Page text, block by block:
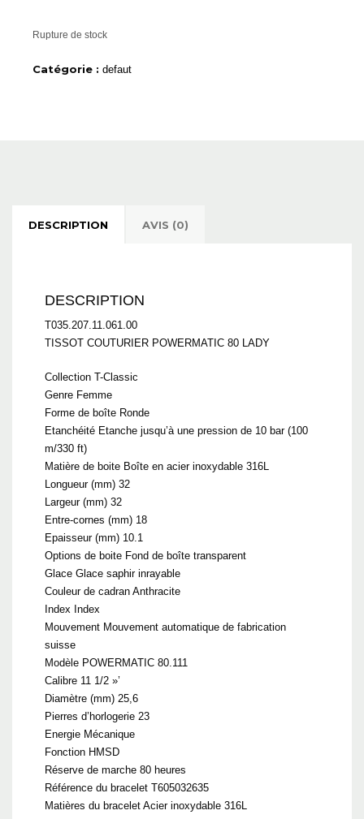
Rupture de stock
Catégorie : defaut
DESCRIPTION AVIS (0)
DESCRIPTION
T035.207.11.061.00
TISSOT COUTURIER POWERMATIC 80 LADY
Collection T-Classic
Genre Femme
Forme de boîte Ronde
Etanchéité Etanche jusqu’à une pression de 10 bar (100
m/330 ft)
Matière de boite Boîte en acier inoxydable 316L
Longueur (mm) 32
Largeur (mm) 32
Entre-cornes (mm) 18
Epaisseur (mm) 10.1
Options de boite Fond de boîte transparent
Glace Glace saphir inrayable
Couleur de cadran Anthracite
Index Index
Mouvement Mouvement automatique de fabrication
suisse
Modèle POWERMATIC 80.111
Calibre 11 1/2 »’
Diamètre (mm) 25,6
Pierres d’horlogerie 23
Energie Mécanique
Fonction HMSD
Réserve de marche 80 heures
Référence du bracelet T605032635
Matières du bracelet Acier inoxydable 316L